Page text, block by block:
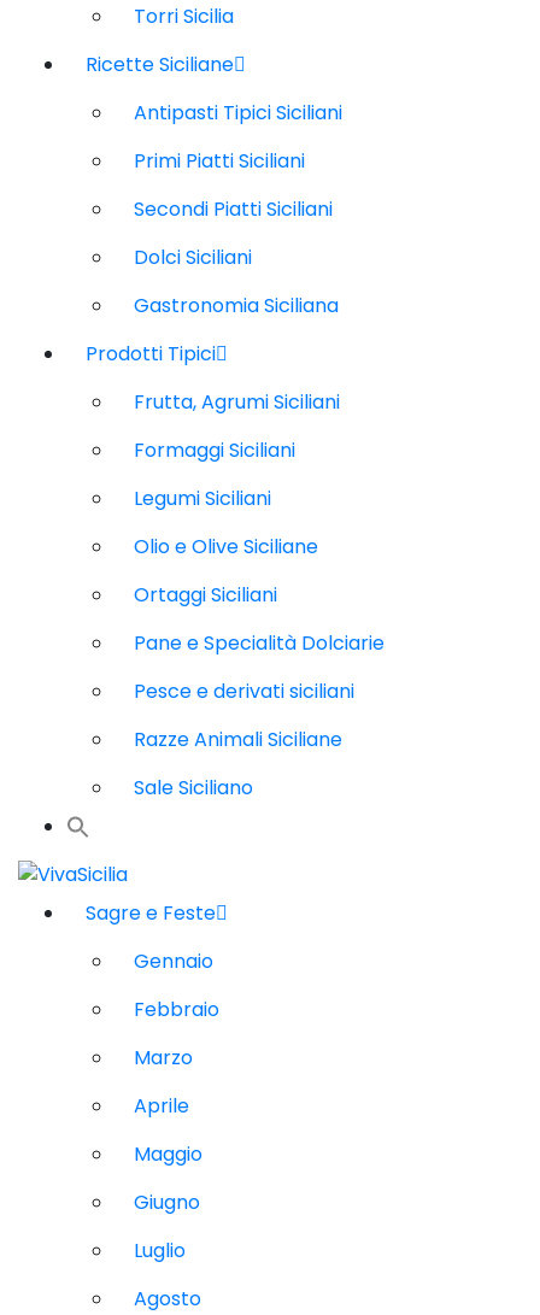
Torri Sicilia
Ricette Siciliane
Antipasti Tipici Siciliani
Primi Piatti Siciliani
Secondi Piatti Siciliani
Dolci Siciliani
Gastronomia Siciliana
Prodotti Tipici
Frutta, Agrumi Siciliani
Formaggi Siciliani
Legumi Siciliani
Olio e Olive Siciliane
Ortaggi Siciliani
Pane e Specialità Dolciarie
Pesce e derivati siciliani
Razze Animali Siciliane
Sale Siciliano
Sagre e Feste
Gennaio
Febbraio
Marzo
Aprile
Maggio
Giugno
Luglio
Agosto